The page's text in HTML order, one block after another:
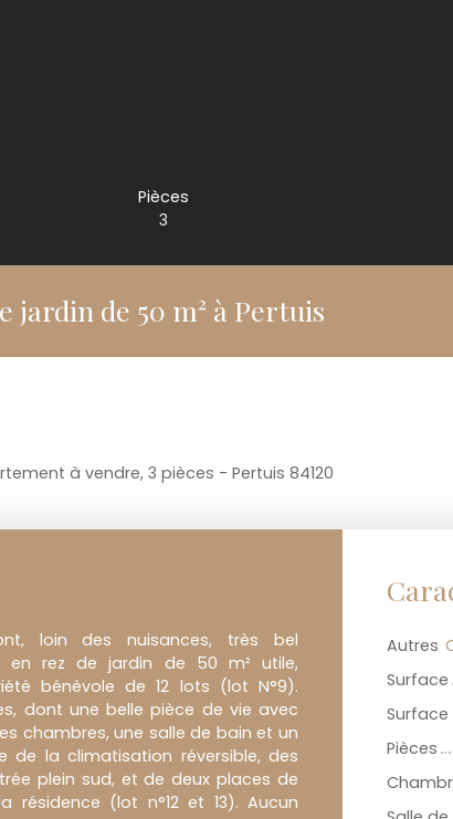
Pièces
3
jardin de 50 m² à Pertuis
à vendre, 3 pièces - Pertuis 84120
loin des nuisances, très bel
en rez de jardin de 50 m² utile,
bénévole de 12 lots (lot N°9).
dont une belle pièce de vie avec
chambres, une salle de bain et un
de la climatisation réversible, des
plein sud, et de deux places de
résidence (lot n°12 et 13). Aucun
Autres
Surface
Pièces